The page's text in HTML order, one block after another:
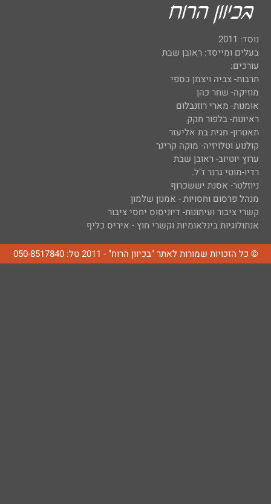
נוסד: 2011
בעלים ומייסד: ראובן שבת
עורכים:
תרבות- צביה ויצמן כספי
מוזיקה- שחר כהן
אומנות- מארי רוזנבלום
ראיונות- בלפור חקק
תאטרון- חגית בת אליעזר
קולנוע וטלויזיה- מוקה קריגר
ערוץ יוטיוב- ראובן שבת
רדיו-מוטי גרנר ז"ל.
ניוזלטר- אסנת יששכרוף
מנהל פרסום וחסויות - אמנון שלמון
קשרי ציבור ועיתונות- דיוניסוס יחסי ציבור
אנתולוגיות בינלאומיות וקשרי חוץ - איריס כליף
© כל הזכויות שמורות לאתר "בכיוון הרוח" - 2011 טל: 050-8517840